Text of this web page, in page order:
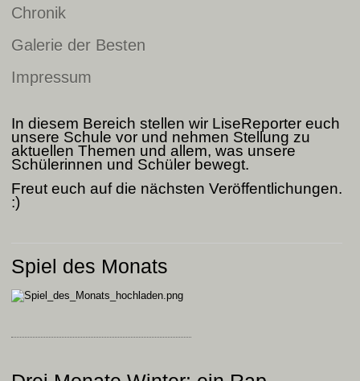
Chronik
Galerie der Besten
Impressum
In diesem Bereich stellen wir LiseReporter euch
unsere Schule vor und nehmen Stellung zu
aktuellen Themen und allem, was unsere
Schülerinnen und Schüler bewegt.
Freut euch auf die nächsten Veröffentlichungen.
:)
Spiel des Monats